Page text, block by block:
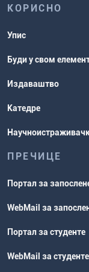
КОРИСНО
Упис
Буди у свом
Издаваштво
Катедре
ПРЕЧИЦЕ
Портал за
WebMail за
Портал за студенте
WebMail за студенте